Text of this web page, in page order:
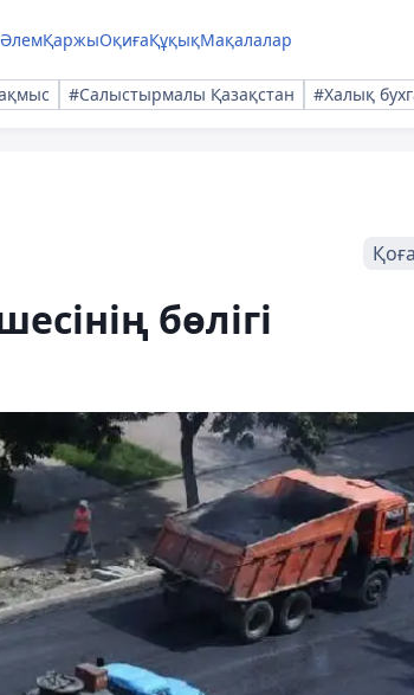
ӘлемҚаржыОқиғаҚұқықМақалалар
#Салыстырмалы Қазақстан #Халық
бөлігі